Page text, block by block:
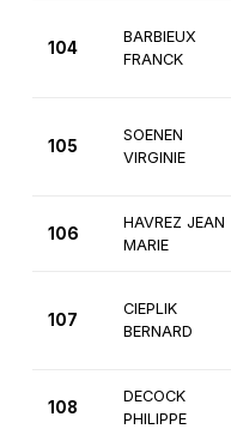
104
BARBIEUX
FRANCK
105
SOENEN
VIRGINIE
106
HAVREZ JEAN
MARIE
107
CIEPLIK
BERNARD
108
DECOCK
PHILIPPE